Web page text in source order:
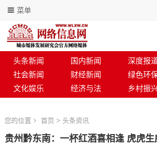
菜单
头条新闻 国内新闻 深度报
社会新闻
财经新闻 绿色环
文化娱乐
经济与法 乡村振
您的位置 首页 > 头条资讯
贵州黔东南：一杯红酒喜相逢 虎虎生